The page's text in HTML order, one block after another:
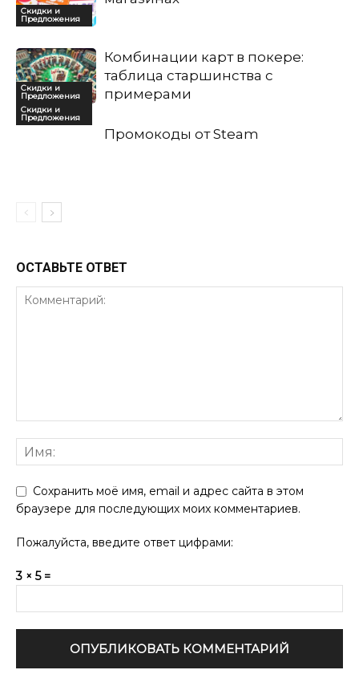
Скидки и
Предложения
Скидки и
Предложения
Комбинации карт в покере:
таблица старшинства с
примерами
Скидки и
Предложения
Промокоды от Steam
ОСТАВЬТЕ ОТВЕТ
Сохранить моё имя, email и адрес сайта в этом
браузере для последующих моих комментариев.
Пожалуйста, введите ответ цифрами:
3 × 5 =